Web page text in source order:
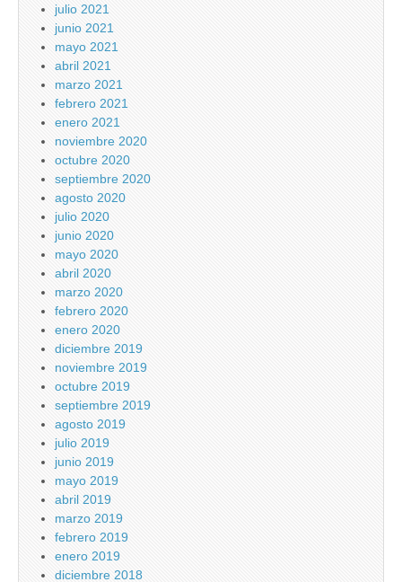
julio 2021
junio 2021
mayo 2021
abril 2021
marzo 2021
febrero 2021
enero 2021
noviembre 2020
octubre 2020
septiembre 2020
agosto 2020
julio 2020
junio 2020
mayo 2020
abril 2020
marzo 2020
febrero 2020
enero 2020
diciembre 2019
noviembre 2019
octubre 2019
septiembre 2019
agosto 2019
julio 2019
junio 2019
mayo 2019
abril 2019
marzo 2019
febrero 2019
enero 2019
diciembre 2018